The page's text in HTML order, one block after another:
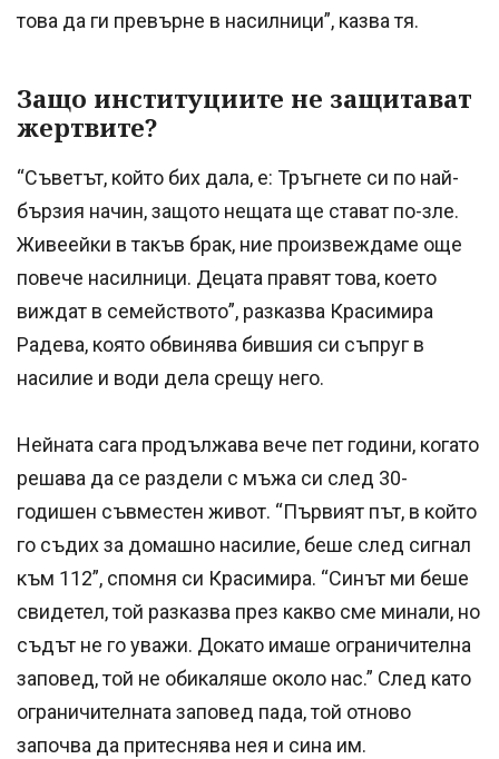
това да ги превърне в насилници”, казва тя.
Защо институциите не защитават
жертвите?
“Съветът, който бих дала, е: Тръгнете си по най-
бързия начин, защото нещата ще стават по-зле.
Живеейки в такъв брак, ние произвеждаме още
повече насилници. Децата правят това, което
виждат в семейството”, разказва Красимира
Радева, която обвинява бившия си съпруг в
насилие и води дела срещу него.
Нейната сага продължава вече пет години, когато
решава да се раздели с мъжа си след 30-
годишен съвместен живот. “Първият път, в който
го съдих за домашно насилие, беше след сигнал
към 112”, спомня си Красимира. “Синът ми беше
свидетел, той разказва през какво сме минали, но
съдът не го уважи. Докато имаше ограничителна
заповед, той не обикаляше около нас.” След като
ограничителната заповед пада, той отново
започва да притеснява нея и сина им.